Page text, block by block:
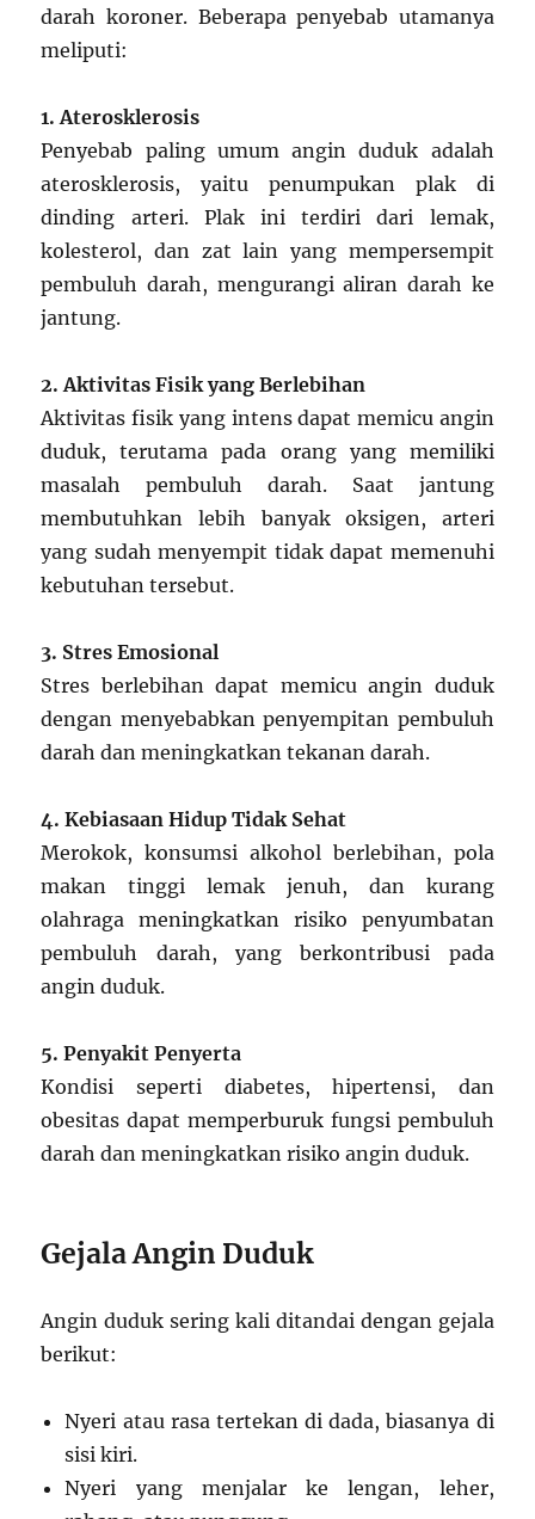
darah koroner. Beberapa penyebab utamanya
meliputi:
1. Aterosklerosis
Penyebab paling umum angin duduk adalah
aterosklerosis, yaitu penumpukan plak di
dinding arteri. Plak ini terdiri dari lemak,
kolesterol, dan zat lain yang mempersempit
pembuluh darah, mengurangi aliran darah ke
jantung.
2. Aktivitas Fisik yang Berlebihan
Aktivitas fisik yang intens dapat memicu angin
duduk, terutama pada orang yang memiliki
masalah pembuluh darah. Saat jantung
membutuhkan lebih banyak oksigen, arteri
yang sudah menyempit tidak dapat memenuhi
kebutuhan tersebut.
3. Stres Emosional
Stres berlebihan dapat memicu angin duduk
dengan menyebabkan penyempitan pembuluh
darah dan meningkatkan tekanan darah.
4. Kebiasaan Hidup Tidak Sehat
Merokok, konsumsi alkohol berlebihan, pola
makan tinggi lemak jenuh, dan kurang
olahraga meningkatkan risiko penyumbatan
pembuluh darah, yang berkontribusi pada
angin duduk.
5. Penyakit Penyerta
Kondisi seperti diabetes, hipertensi, dan
obesitas dapat memperburuk fungsi pembuluh
darah dan meningkatkan risiko angin duduk.
Gejala Angin Duduk
Angin duduk sering kali ditandai dengan gejala
berikut:
Nyeri atau rasa tertekan di dada, biasanya di
sisi kiri.
Nyeri yang menjalar ke lengan, leher,